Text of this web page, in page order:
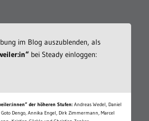
im Blog auszublenden, als
bei Steady einloggen:
der höheren Stufen: Andreas Wedel, Daniel
Dengo, Annika Engel, Dirk Zimmermann, Marcel